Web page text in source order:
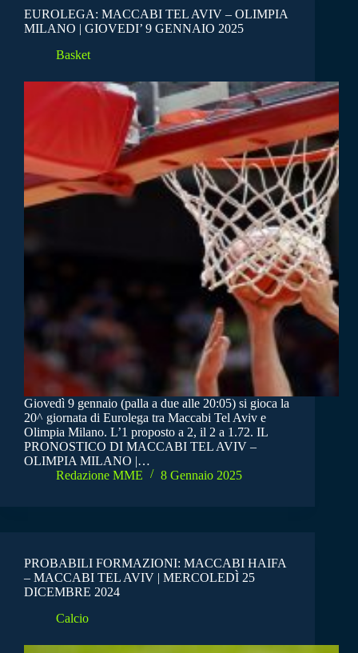
EUROLEGA: MACCABI TEL AVIV – OLIMPIA
MILANO | GIOVEDI’ 9 GENNAIO 2025
Basket
Giovedì 9 gennaio (palla a due alle 20:05) si gioca la
20^ giornata di Eurolega tra Maccabi Tel Aviv e
Olimpia Milano. L’1 proposto a 2, il 2 a 1.72. IL
PRONOSTICO DI MACCABI TEL AVIV –
OLIMPIA MILANO |…
Redazione MME
8 Gennaio 2025
PROBABILI FORMAZIONI: MACCABI HAIFA
– MACCABI TEL AVIV | MERCOLEDÌ 25
DICEMBRE 2024
Calcio